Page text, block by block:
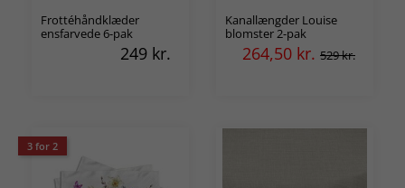
Frottéhåndklæder
ensfarvede 6-pak
249 kr.
Kanallængder Louise
blomster 2-pak
264,50 kr. 529 kr.
3 for 2